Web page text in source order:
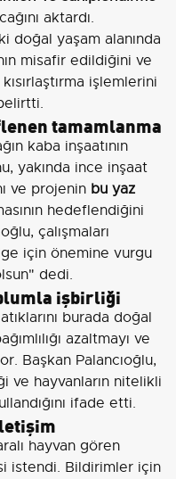
aktardı.
doğal yaşam alanında
misafir edildiğini ve
işlemlerini
tamamlanma
kaba inşaatının
yakında ince inşaat
ve projenin bu yaz
hedeflendiğini
çalışmaları
için önemine vurgu
dedi.
işbirliği
burada doğal
azaltmayı ve
Başkan Palancıoğlu,
ve hayvanların nitelikli
ifade etti.
hayvan gören
istendi. Bildirimler için